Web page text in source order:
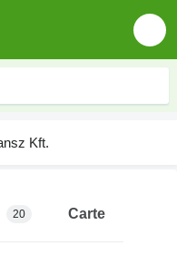
20 Carte